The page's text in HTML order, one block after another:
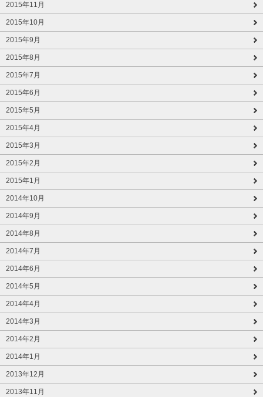
2015年11月
2015年10月
2015年9月
2015年8月
2015年7月
2015年6月
2015年5月
2015年4月
2015年3月
2015年2月
2015年1月
2014年10月
2014年9月
2014年8月
2014年7月
2014年6月
2014年5月
2014年4月
2014年3月
2014年2月
2014年1月
2013年12月
2013年11月